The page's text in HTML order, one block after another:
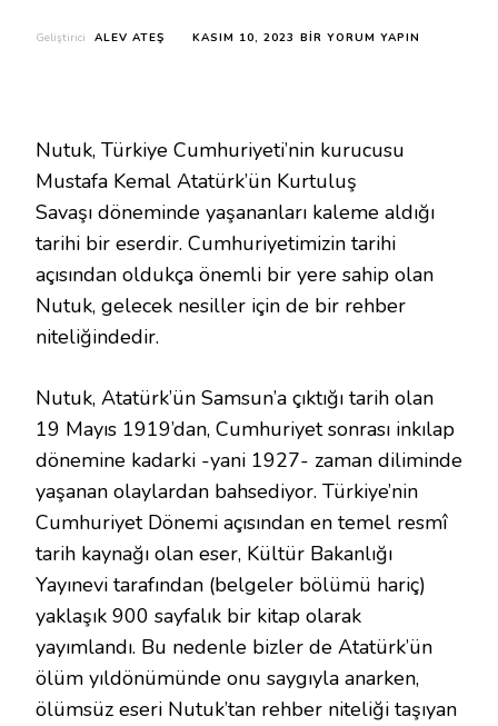
Geliştirici ALEV ATEŞ KASIM 10, 2023 ATATÜRK’ÜN
ALINTILAR
IÇIN
BIR YORUM YAPIN
Nutuk, Türkiye Cumhuriyeti’nin kurucusu
Mustafa Kemal Atatürk’ün Kurtuluş
Savaşı döneminde yaşananları kaleme aldığı
tarihi bir eserdir. Cumhuriyetimizin tarihi
açısından oldukça önemli bir yere sahip olan
Nutuk, gelecek nesiller için de bir rehber
niteliğindedir.
Nutuk, Atatürk’ün Samsun’a çıktığı tarih olan
19 Mayıs 1919’dan, Cumhuriyet sonrası inkılap
dönemine kadarki -yani 1927- zaman diliminde
yaşanan olaylardan bahsediyor. Türkiye’nin
Cumhuriyet Dönemi açısından en temel resmî
tarih kaynağı olan eser, Kültür Bakanlığı
Yayınevi tarafından (belgeler bölümü hariç)
yaklaşık 900 sayfalık bir kitap olarak
yayımlandı. Bu nedenle bizler de Atatürk’ün
ölüm yıldönümünde onu saygıyla anarken,
ölümsüz eseri Nutuk’tan rehber niteliği taşıyan